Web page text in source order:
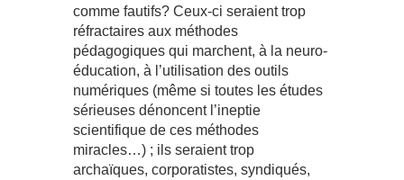
comme fautifs? Ceux-ci seraient trop
réfractaires aux méthodes
pédagogiques qui marchent, à la neuro-
éducation, à l’utilisation des outils
numériques (même si toutes les études
sérieuses dénoncent l’ineptie
scientifique de ces méthodes
miracles…) ; ils seraient trop
archaïques, corporatistes, syndiqués,